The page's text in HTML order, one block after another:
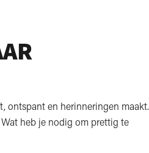
ontspant en herinneringen maakt.
heb je nodig om prettig te